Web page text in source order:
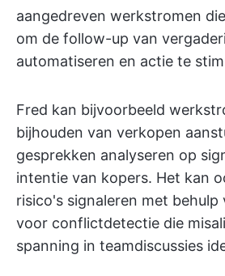
aangedreven werkstromen
om de follow-up van
automatiseren en actie te
Fred kan bijvoorbeeld
bijhouden van verkopen
gesprekken analyseren op
intentie van kopers. Het kan
risico's signaleren met
voor conflictdetectie die
spanning in teamdiscussies